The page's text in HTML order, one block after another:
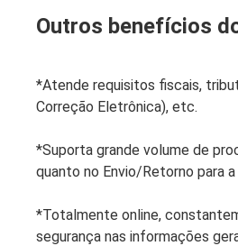
Outros benefícios
*Atende requisitos fiscais,
Correção Eletrônica), etc.
*Suporta grande volume de
quanto no Envio/Retorno para a
*Totalmente online,
segurança nas informações